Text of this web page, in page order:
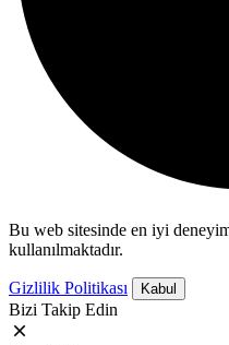
Bu web sitesinde en iyi
kullanılmaktadır.
Gizlilik Politikası Kabul
Bizi Takip Edin